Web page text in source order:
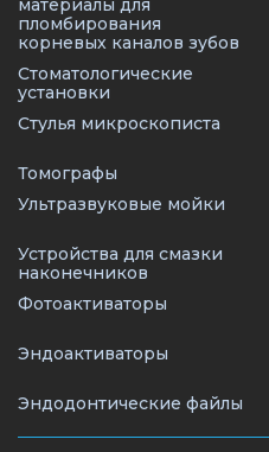
материалы для
пломбирования
корневых каналов зубов
Стоматологические
установки
Стулья микроскописта
Томографы
Ультразвуковые мойки
Устройства для смазки
наконечников
Фотоактиваторы
Эндоактиваторы
Эндодонтические файлы